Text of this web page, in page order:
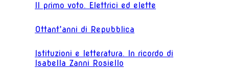
Il primo voto. Elettrici ed elette
Ottant’anni di Repubblica
Istituzioni e letteratura. In ricordo di
Isabella Zanni Rosiello